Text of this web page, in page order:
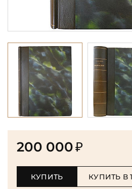
200 000₽
КУПИТЬ КУПИТЬ В